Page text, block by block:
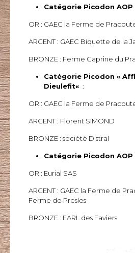
Catégorie PicodonAOP
OR : GAEC la Ferme de
ARGENT : GAEC Biquette de la
BRONZE : Ferme Caprine du
Catégorie Picodon «
Dieulefit« :
OR : GAEC la Ferme de
ARGENT : Florent SIMOND
BRONZE : société Distral
Catégorie PicodonAOP
OR : Eurial SAS
ARGENT : GAEC la Ferme de
Ferme de Presles
BRONZE : EARL des Faviers